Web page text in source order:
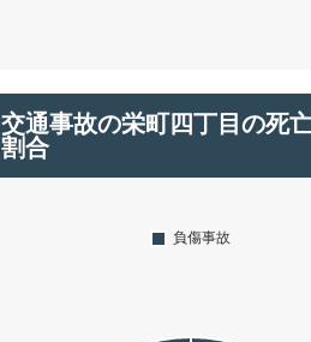
交通事故の栄町四丁目の死
割合